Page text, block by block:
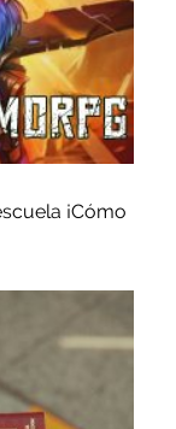
¡Cómo